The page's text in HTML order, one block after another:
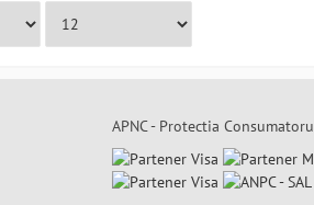
APNC - Protectia